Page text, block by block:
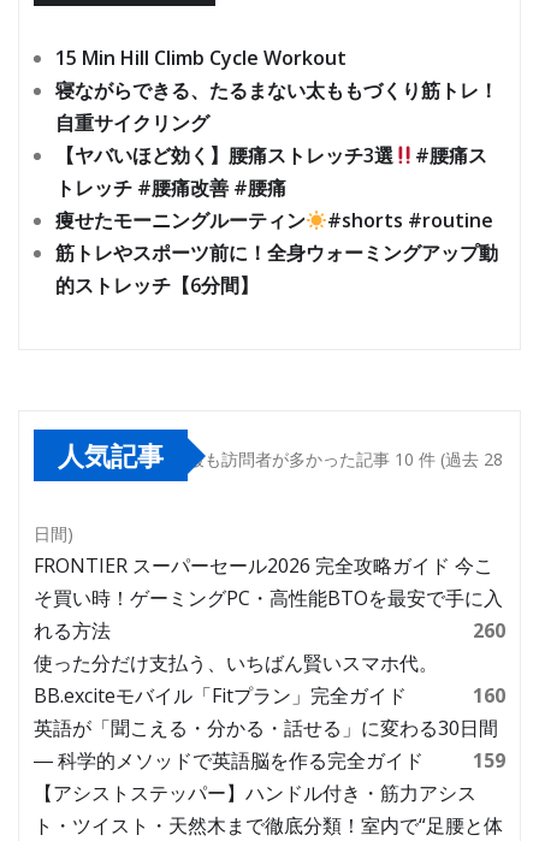
15 Min Hill Climb Cycle Workout
寝ながらできる、たるまない太ももづくり筋トレ！
自重サイクリング
【ヤバいほど効く】腰痛ストレッチ3選
#腰痛ス
トレッチ #腰痛改善 #腰痛
痩せたモーニングルーティン
#shorts #routine
筋トレやスポーツ前に！全身ウォーミングアップ動
的ストレッチ【6分間】
人気記事 最も訪問者が多かった記事 10 件 (過去 28
日間)
FRONTIER スーパーセール2026 完全攻略ガイド 今こ
そ買い時！ゲーミングPC・高性能BTOを最安で手に入
れる方法
260
使った分だけ支払う、いちばん賢いスマホ代。
BB.exciteモバイル「Fitプラン」完全ガイド
160
英語が「聞こえる・分かる・話せる」に変わる30日間
― 科学的メソッドで英語脳を作る完全ガイド
159
【アシストステッパー】ハンドル付き・筋力アシス
ト・ツイスト・天然木まで徹底分類！室内で“足腰と体